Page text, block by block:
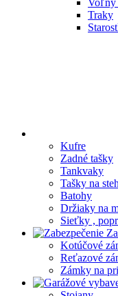
Voľný
Traky
Kufre
Zadné tašky
Tankvaky
Tašky na
Batohy
Držiaky na
Sieťky ,
Kotúčové
Reťazové
Zámky na